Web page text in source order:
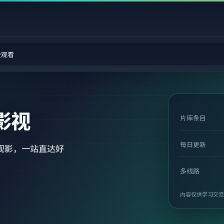
看
视
影，一站直达好
片库条目
每日更新
多线路
内容仅供学习交